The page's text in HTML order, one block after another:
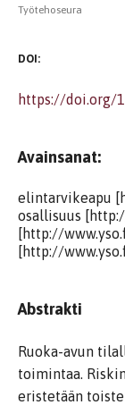
Työtehoseura
DOI:
https://doi.org/
Avainsanat:
elintarvikeapu
osallisuus
[http://
[http://
Abstrakti
Ruoka-avun
toimintaa.
eristetään